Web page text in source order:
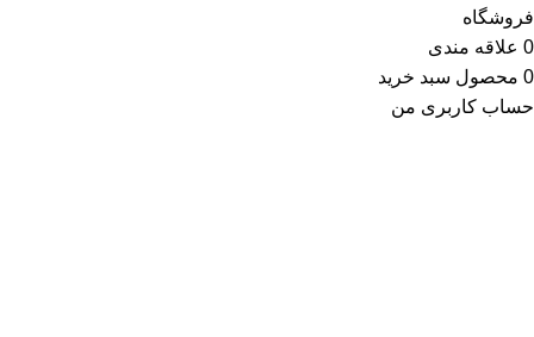
فروشگاه
0 علاقه مندی
0 محصول سبد خرید
حساب کاربری من